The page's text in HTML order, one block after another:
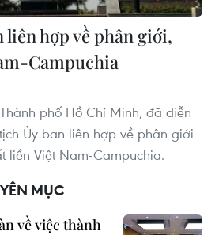
liên hợp về phân giới,
Campuchia
phố Hồ Chí Minh, đã diễn
Ủy ban liên hợp về phân giới
liền Việt Nam-Campuchia.
MỤC
về việc thành